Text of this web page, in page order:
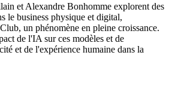
et Alexandre Bonhomme explorent des
le business physique et digital,
un phénomène en pleine croissance.
de l'IA sur ces modèles et de
et de l'expérience humaine dans la